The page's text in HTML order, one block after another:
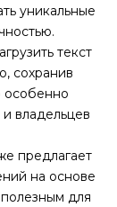
уникальные
текст
сохранив
особенно
владельцев
предлагает
на основе
для